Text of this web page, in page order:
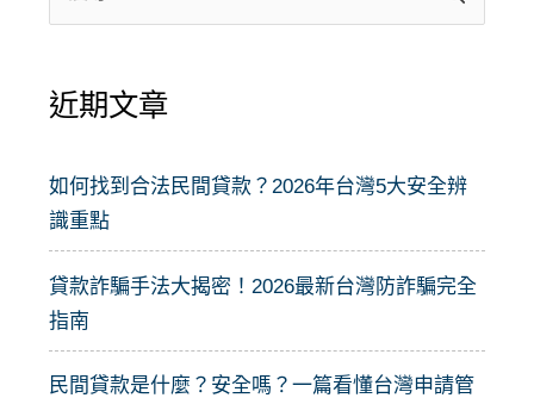
尋
鍵
:
近期文章
如何找到合法民間貸款？2026年台灣5大安全辨
識重點
貸款詐騙手法大揭密！2026最新台灣防詐騙完全
指南
民間貸款是什麼？安全嗎？一篇看懂台灣申請管